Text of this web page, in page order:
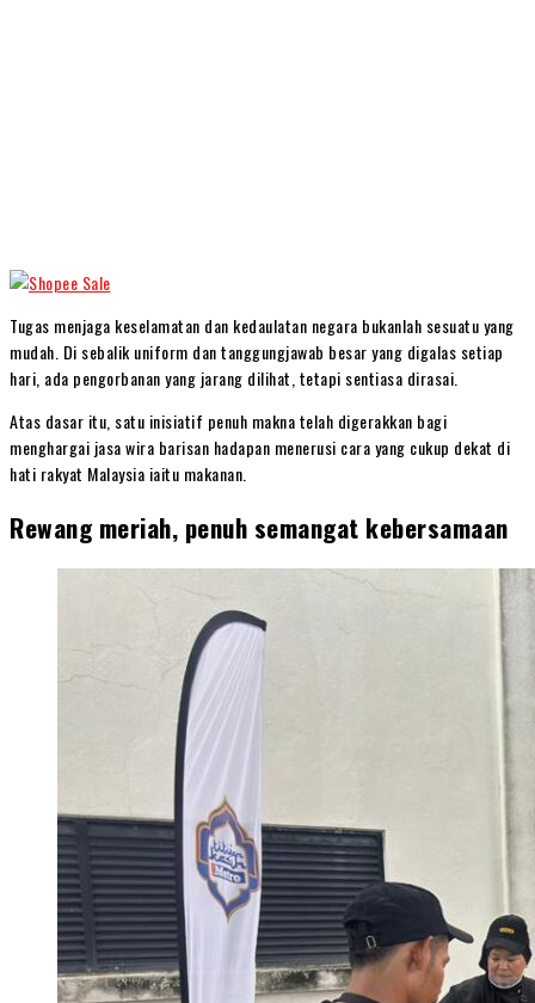
Tugas menjaga keselamatan dan kedaulatan negara bukanlah sesuatu yang
mudah. Di sebalik uniform dan tanggungjawab besar yang digalas setiap
hari, ada pengorbanan yang jarang dilihat, tetapi sentiasa dirasai.
Atas dasar itu, satu inisiatif penuh makna telah digerakkan bagi
menghargai jasa wira barisan hadapan menerusi cara yang cukup dekat di
hati rakyat Malaysia iaitu makanan.
Rewang meriah, penuh semangat kebersamaan